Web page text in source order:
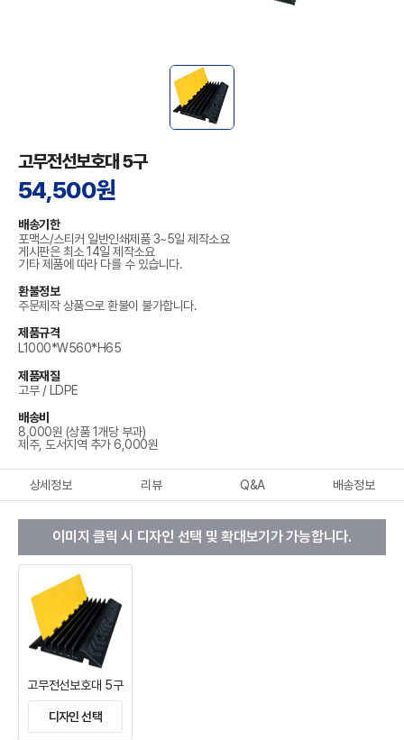
고무전선보호대 5구
54,500원
배송기한
포맥스/스티커 일반인쇄제품 3~5일 제작소요
게시판은 최소 14일 제작소요
기타 제품에 따라 다를 수 있습니다.
환불정보
주문제작 상품으로 환불이 불가합니다.
제품규격
L1000*W560*H65
제품재질
고무 / LDPE
배송비
8,000원 (상품 1개당 부과)
제주, 도서지역 추가 6,000원
상세정보 리뷰 Q&A 배송정보
이미지 클릭 시 디자인 선택 및 확대보기가 가능합니다.
고무전선보호대 5구
디자인 선택